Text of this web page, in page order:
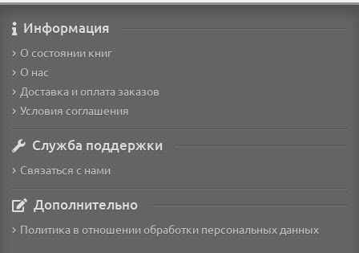
Информация
О состоянии книг
О нас
Доставка и оплата заказов
Условия соглашения
Служба поддержки
Связаться с нами
Дополнительно
Политика в отношении обработки персональных данных